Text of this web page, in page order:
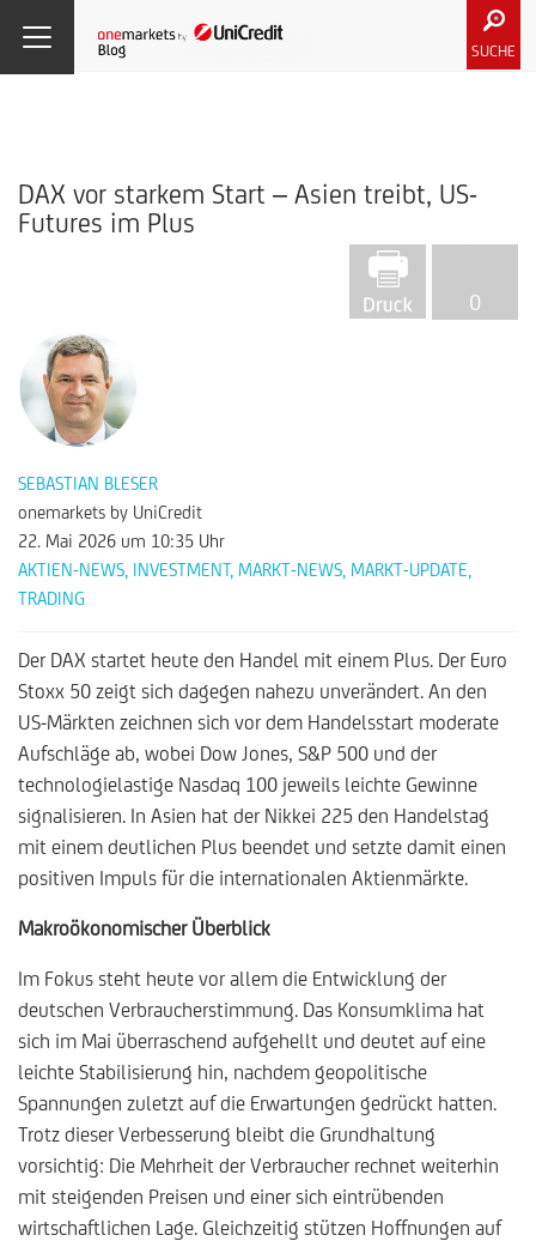
SUCHE
DAX vor starkem Start – Asien treibt, US-
Futures im Plus
0
SEBASTIAN BLESER
onemarkets by UniCredit
22. Mai 2026 um 10:35 Uhr
AKTIEN-NEWS INVESTMENT, MARKT-NEWS MARKT-UPDATE
TRADING
Der DAX startet heute den Handel mit einem Plus. Der Euro
Stoxx 50 zeigt sich dagegen nahezu unverändert. An den
US-Märkten zeichnen sich vor dem Handelsstart moderate
Aufschläge ab, wobei Dow Jones, S&P 500 und der
technologielastige Nasdaq 100 jeweils leichte Gewinne
signalisieren. In Asien hat der Nikkei 225 den Handelstag
mit einem deutlichen Plus beendet und setzte damit einen
positiven Impuls für die internationalen Aktienmärkte.
Makroökonomischer Überblick
Im Fokus steht heute vor allem die Entwicklung der
deutschen Verbraucherstimmung. Das Konsumklima hat
sich im Mai überraschend aufgehellt und deutet auf eine
leichte Stabilisierung hin, nachdem geopolitische
Spannungen zuletzt auf die Erwartungen gedrückt hatten.
Trotz dieser Verbesserung bleibt die Grundhaltung
vorsichtig: Die Mehrheit der Verbraucher rechnet weiterhin
mit steigenden Preisen und einer sich eintrübenden
wirtschaftlichen Lage. Gleichzeitig stützen Hoffnungen auf